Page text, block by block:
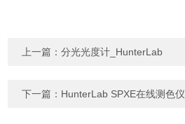
上一篇：分光光度计_HunterLab
下一篇： HunterLab SPXE在线测色仪